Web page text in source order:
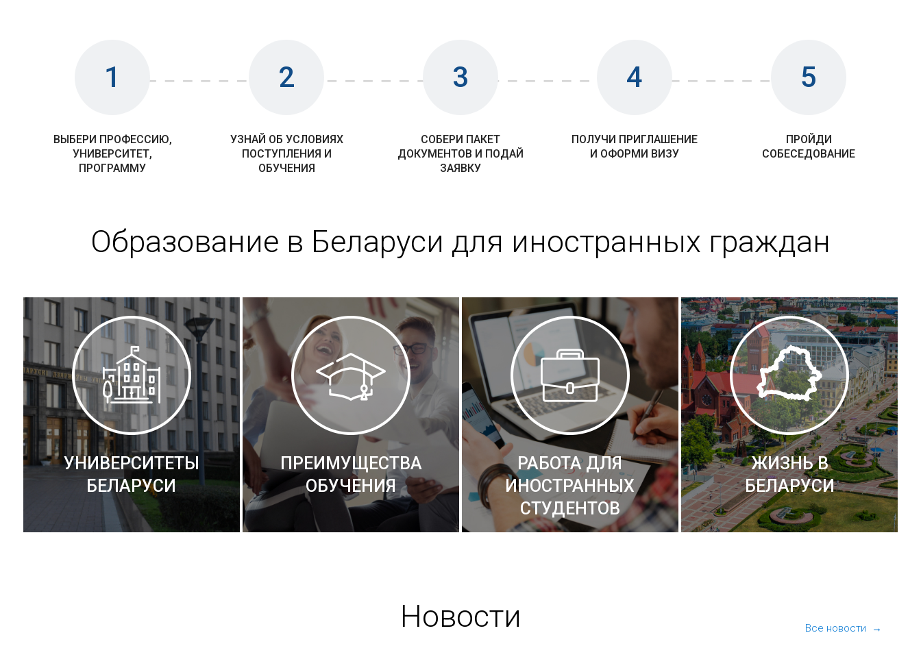
1
ВЫБЕРИ ПРОФЕССИЮ,
УНИВЕРСИТЕТ,
ПРОГРАММУ
2
УЗНАЙ ОБ УСЛОВИЯХ
ПОСТУПЛЕНИЯ И
ОБУЧЕНИЯ
3
СОБЕРИ ПАКЕТ
ДОКУМЕНТОВ И ПОДАЙ
ЗАЯВКУ
4
ПОЛУЧИ ПРИГЛАШЕНИЕ
И ОФОРМИ ВИЗУ
5
ПРОЙДИ
СОБЕСЕДОВАНИЕ
Образование в Беларуси для иностранных граждан
УНИВЕРСИТЕТЫ
БЕЛАРУСИ
ПРЕИМУЩЕСТВА
ОБУЧЕНИЯ
РАБОТА ДЛЯ
ИНОСТРАННЫХ
СТУДЕНТОВ
ЖИЗНЬ В
БЕЛАРУСИ
Новости Все новости →